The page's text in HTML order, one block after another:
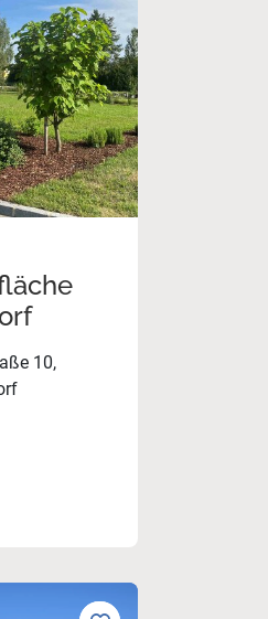
10,